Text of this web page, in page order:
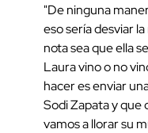
"De ninguna
eso sería desviar
nota sea que ella
Laura vino o no
hacer es enviar
Sodi Zapata y que
vamos a llorar su